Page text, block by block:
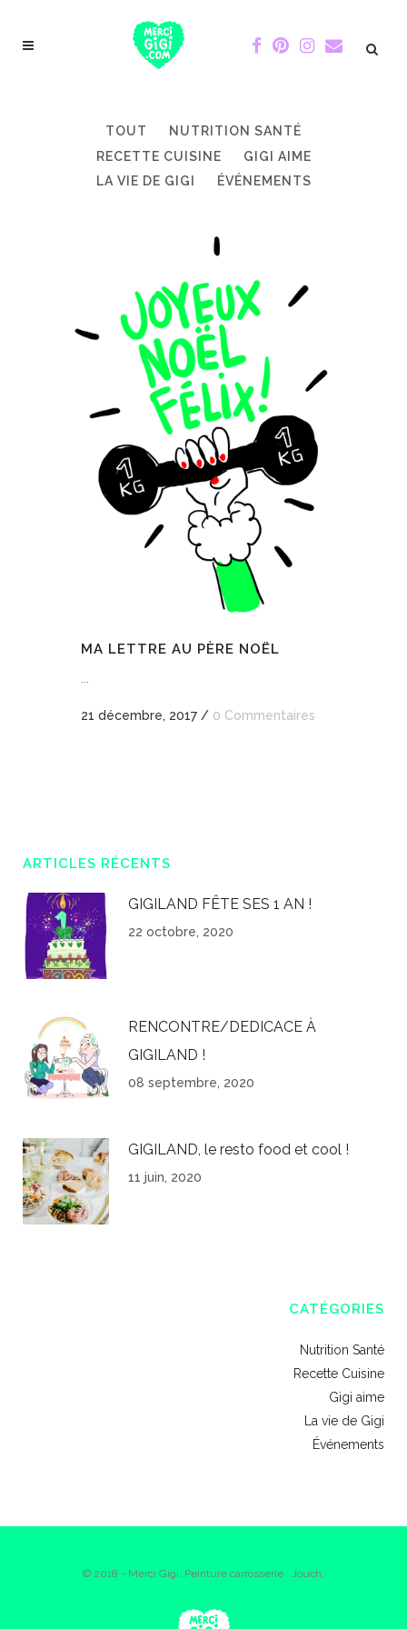
TOUT
NUTRITION SANTÉ
RECETTE CUISINE
GIGI AIME
LA VIE DE GIGI
ÉVÉNEMENTS
MA LETTRE AU PÈRE NOËL
21 décembre, 2017 / 0 Commentaires
ARTICLES RÉCENTS
GIGILAND FÊTE SES 1 AN !
22 octobre, 2020
RENCONTRE/DEDICACE À
GIGILAND !
08 septembre, 2020
GIGILAND, le resto food et cool !
11 juin, 2020
CATÉGORIES
Nutrition Santé
Recette Cuisine
Gigi aime
La vie de Gigi
Événements
© 2018 - Merci Gigi. Peinture carrosserie : Jouch.